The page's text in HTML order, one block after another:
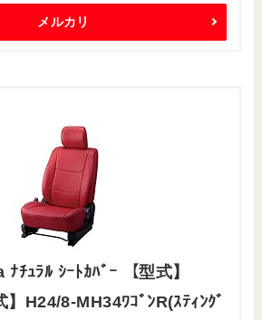
メルカリ
ﾁｭﾗﾙ ｼｰﾄｶﾊﾞｰ 【型式】
】H24/8-MH34ﾜｺﾞﾝR(ｽﾃｨﾝｸﾞ